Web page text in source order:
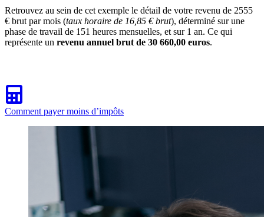
Retrouvez au sein de cet exemple le détail de votre revenu de 2555
€ brut par mois (taux horaire de 16,85 € brut), déterminé sur une
phase de travail de 151 heures mensuelles, et sur 1 an. Ce qui
représente un revenu annuel brut de 30 660,00 euros.
Comment payer moins d’impôts